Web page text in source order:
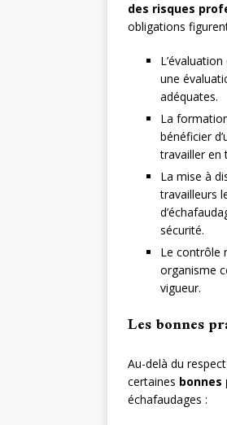
des risques
obligations
une
adéquates.
La
bénéficier
travailler en
La mise à
travailleurs
sécurité.
Le contrôle
organisme
vigueur.
Les bonnes
Au-delà du
certaines bonnes
échafaudages :